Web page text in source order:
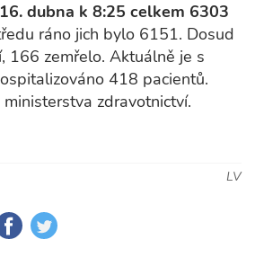
dubna k 8:25 celkem 6303
ráno jich bylo 6151. Dosud
166 zemřelo. Aktuálně je s
418 pacientů.
zdravotnictví.
LV